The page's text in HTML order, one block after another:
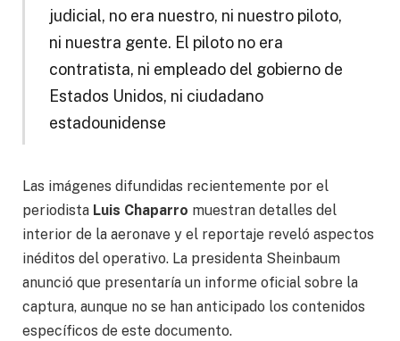
judicial, no era nuestro, ni nuestro piloto,
ni nuestra gente. El piloto no era
contratista, ni empleado del gobierno de
Estados Unidos, ni ciudadano
estadounidense
Las imágenes difundidas recientemente por el
periodista Luis Chaparro muestran detalles del
interior de la aeronave y el reportaje reveló aspectos
inéditos del operativo. La presidenta Sheinbaum
anunció que presentaría un informe oficial sobre la
captura, aunque no se han anticipado los contenidos
específicos de este documento.